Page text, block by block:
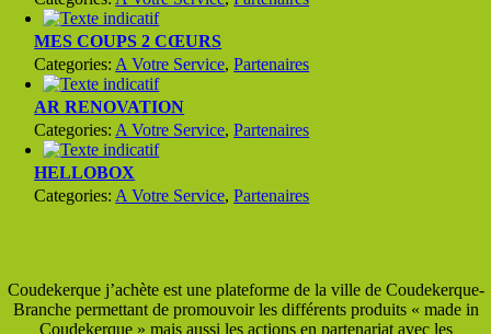
MES COUPS 2 CŒURS
Categories: A Votre Service,Partenaires
AR RENOVATION
Categories: A Votre Service,Partenaires
HELLOBOX
Categories: A Votre Service,Partenaires
Coudekerque j’achète est une plateforme de la ville de Coudekerque-
Branche permettant de promouvoir les différents produits « made in
Coudekerque » mais aussi les actions en partenariat avec les